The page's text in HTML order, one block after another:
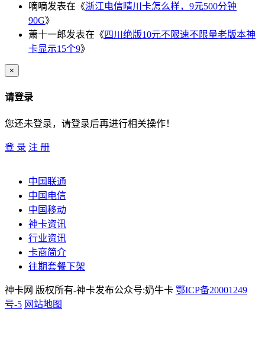
嘀嘀发表在《浙江电信晴川卡怎么样，9元500分钟
90G》
萧十一郎发表在《四川绝版10元不限速不限量老版本神
卡显示15个9》
×
请登录
您还未登录，请登录后再进行相关操作！
登 录 注 册
中国联通
中国电信
中国移动
神卡资讯
行业资讯
卡商简介
往期套餐下架
神卡网 版权所有-神卡发布公众号:奶牛卡 鄂ICP备20001249
号-5 网站地图